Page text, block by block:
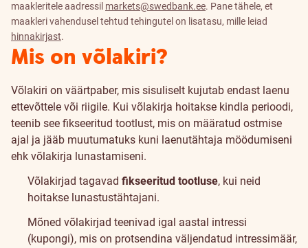
maakleritele aadressil markets@swedbank.ee. Pane tähele, et
maakleri vahendusel tehtud tehingutel on lisatasu, mille leiad
hinnakirjast.
Mis on võlakiri?
Võlakiri on väärtpaber, mis sisuliselt kujutab endast laenu
ettevõttele või riigile. Kui võlakirja hoitakse kindla perioodi,
teenib see fikseeritud tootlust, mis on määratud ostmise
ajal ja jääb muutumatuks kuni laenutähtaja möödumiseni
ehk võlakirja lunastamiseni.
Võlakirjad tagavad fikseeritud tootluse, kui neid
hoitakse lunastustähtajani.
Mõned võlakirjad teenivad igal aastal intressi
(kupongi), mis on protsendina väljendatud intressimäär,